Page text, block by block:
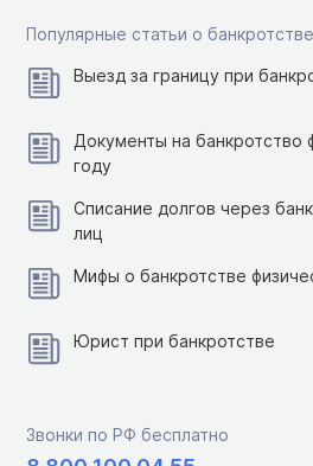
Популярные статьи о банкротстве
Выезд за границу при
Документы на банкротство
году
Списание долгов через
лиц
Мифы о банкротстве
Юрист при банкротстве
Звонки по РФ бесплатно